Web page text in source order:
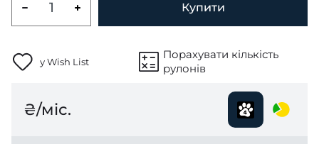
Купити
у Wish List
Порахувати кількість
рулонів
₴/міс.